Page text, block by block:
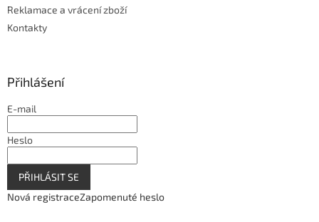
Reklamace a vrácení zboží
Kontakty
Přihlášení
E-mail
Heslo
PŘIHLÁSIT SE
Nová registraceZapomenuté heslo